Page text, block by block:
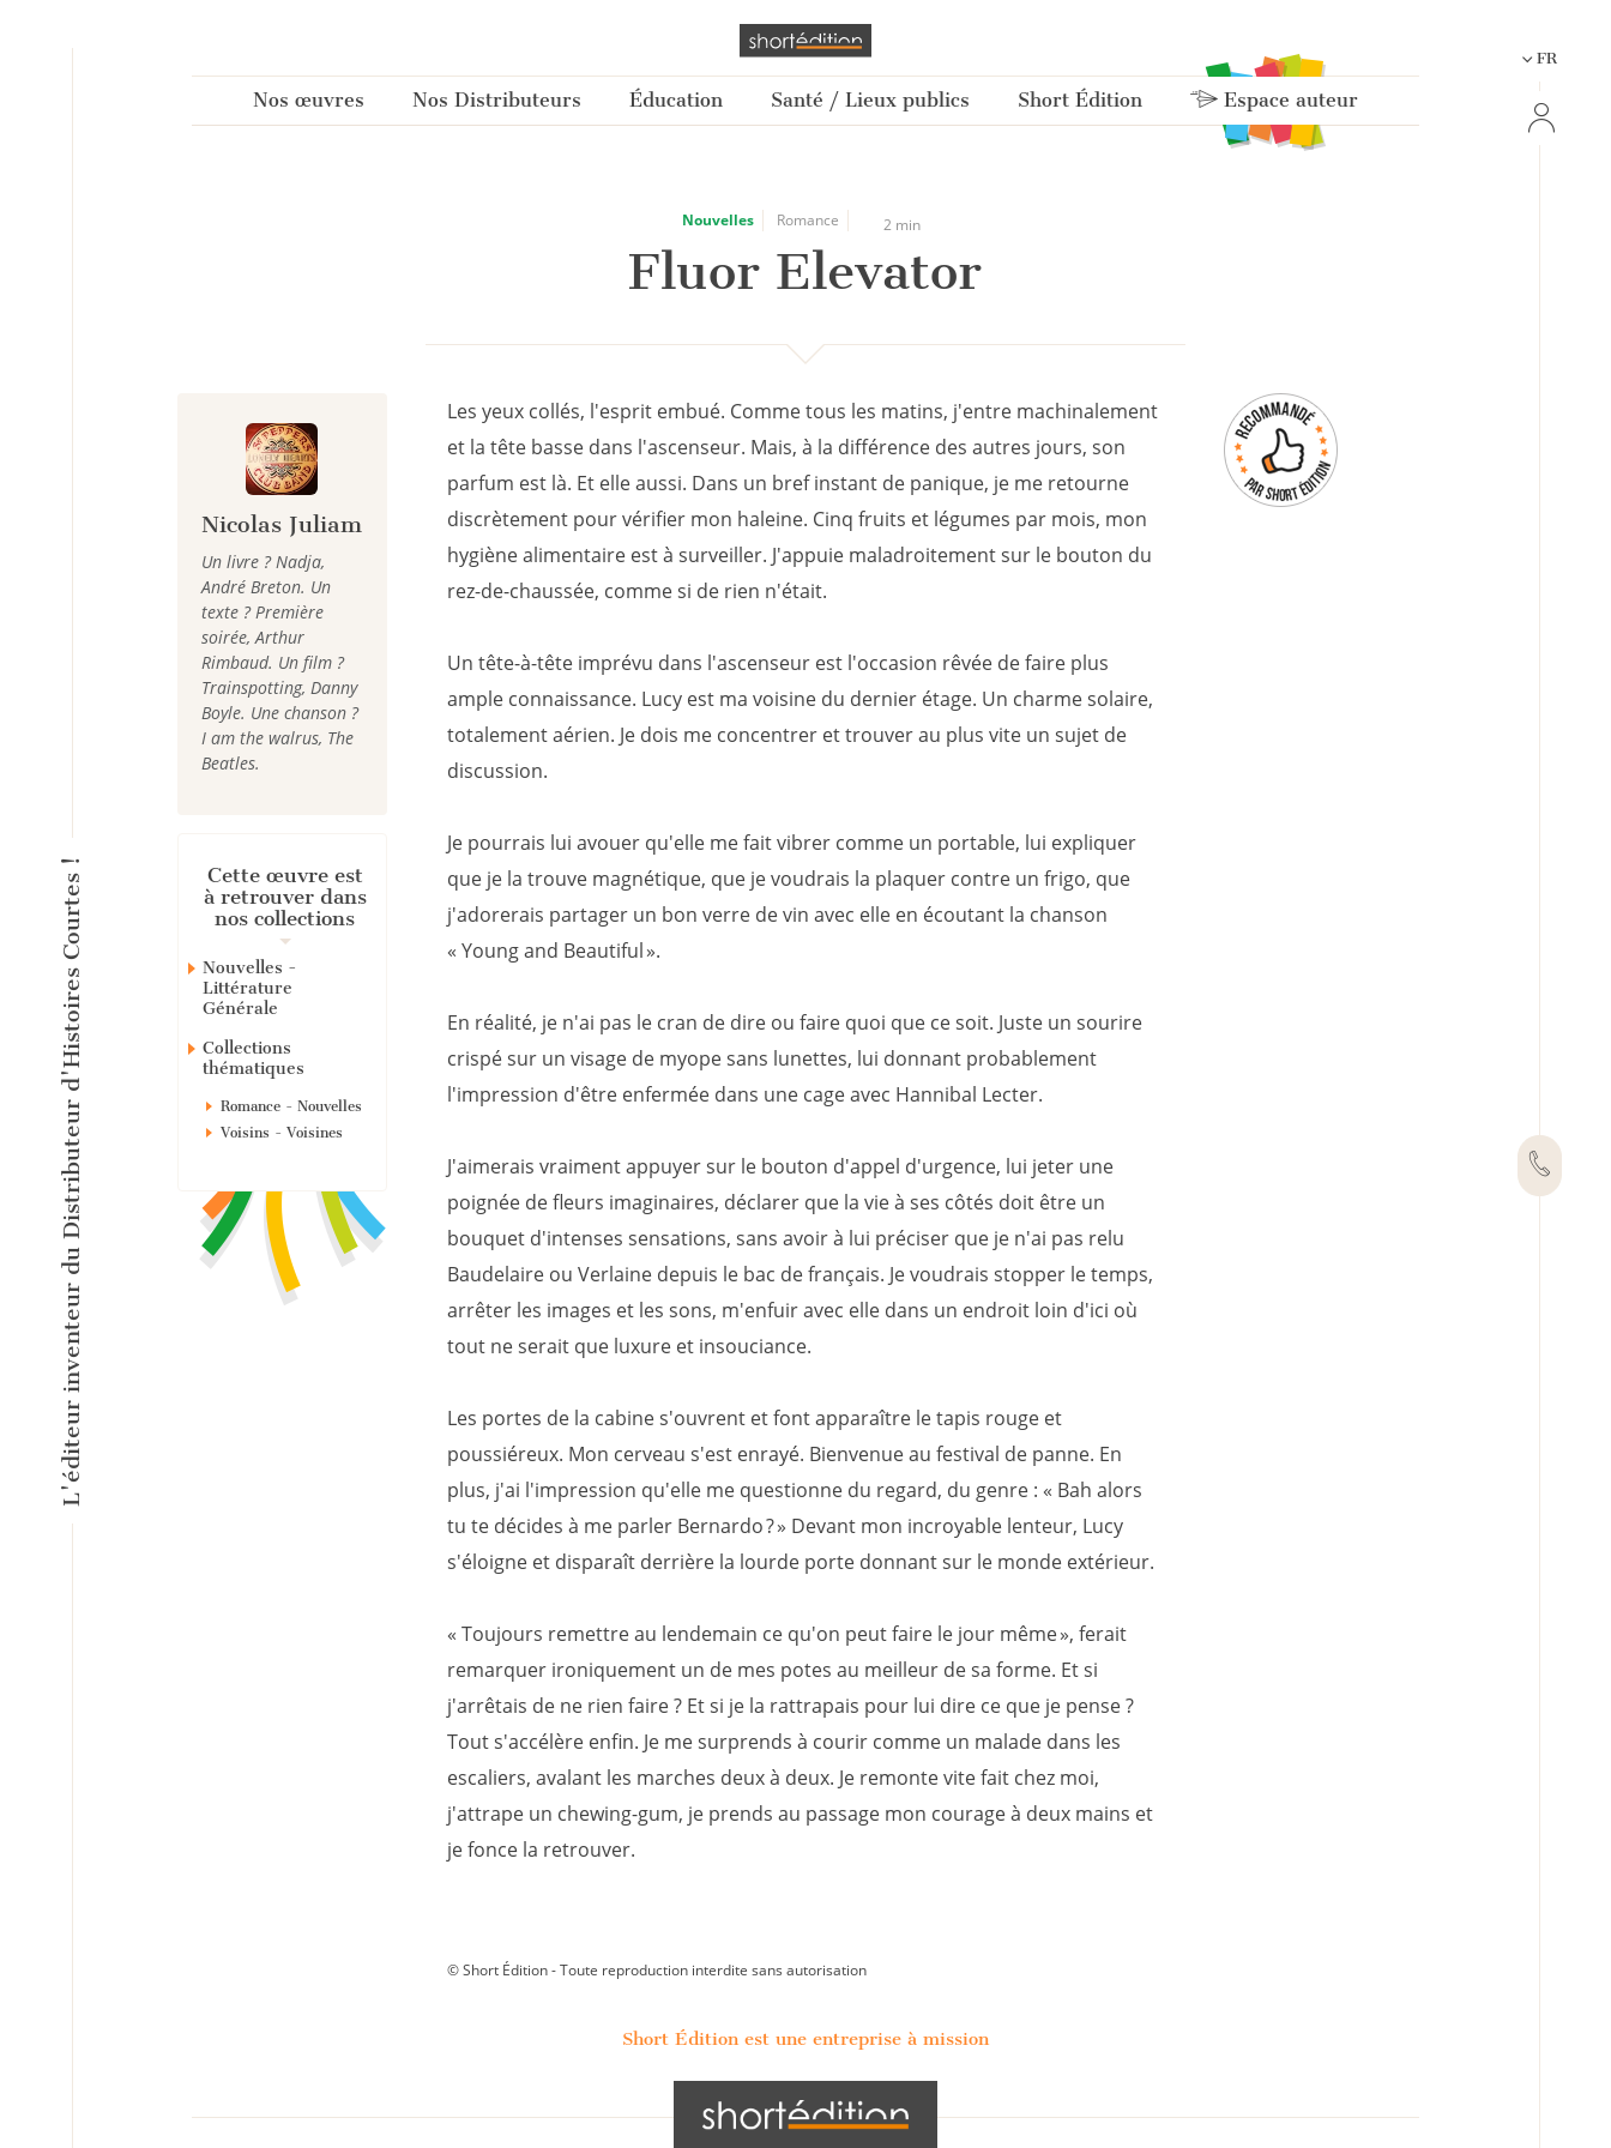
L'éditeur inventeur du Distributeur d'Histoires Courtes !
Nos œuvres Nos Distributeurs Éducation Santé / Lieux publics Short Édition Espace auteur
FR
Nouvelles Romance 2 min
Fluor Elevator
Nicolas Juliam
Un livre ? Nadja,
André Breton. Un
texte ? Première
soirée, Arthur
Rimbaud. Un film ?
Trainspotting, Danny
Boyle. Une chanson ?
I am the walrus, The
Beatles.
Cette œuvre est
à retrouver dans
nos collections
Nouvelles -
Littérature
Générale
Collections
thématiques
Romance - Nouvelles
Voisins - Voisines
Les yeux collés, l'esprit embué. Comme tous les matins, j'entre machinalement
et la tête basse dans l'ascenseur. Mais, à la différence des autres jours, son
parfum est là. Et elle aussi. Dans un bref instant de panique, je me retourne
discrètement pour vérifier mon haleine. Cinq fruits et légumes par mois, mon
hygiène alimentaire est à surveiller. J'appuie maladroitement sur le bouton du
rez-de-chaussée, comme si de rien n'était.
Un tête-à-tête imprévu dans l'ascenseur est l'occasion rêvée de faire plus
ample connaissance. Lucy est ma voisine du dernier étage. Un charme solaire,
totalement aérien. Je dois me concentrer et trouver au plus vite un sujet de
discussion.
Je pourrais lui avouer qu'elle me fait vibrer comme un portable, lui expliquer
que je la trouve magnétique, que je voudrais la plaquer contre un frigo, que
j'adorerais partager un bon verre de vin avec elle en écoutant la chanson
« Young and Beautiful ».
En réalité, je n'ai pas le cran de dire ou faire quoi que ce soit. Juste un sourire
crispé sur un visage de myope sans lunettes, lui donnant probablement
l'impression d'être enfermée dans une cage avec Hannibal Lecter.
J'aimerais vraiment appuyer sur le bouton d'appel d'urgence, lui jeter une
poignée de fleurs imaginaires, déclarer que la vie à ses côtés doit être un
bouquet d'intenses sensations, sans avoir à lui préciser que je n'ai pas relu
Baudelaire ou Verlaine depuis le bac de français. Je voudrais stopper le temps,
arrêter les images et les sons, m'enfuir avec elle dans un endroit loin d'ici où
tout ne serait que luxure et insouciance.
Les portes de la cabine s'ouvrent et font apparaître le tapis rouge et
poussiéreux. Mon cerveau s'est enrayé. Bienvenue au festival de panne. En
plus, j'ai l'impression qu'elle me questionne du regard, du genre : « Bah alors
tu te décides à me parler Bernardo ? » Devant mon incroyable lenteur, Lucy
s'éloigne et disparaît derrière la lourde porte donnant sur le monde extérieur.
« Toujours remettre au lendemain ce qu'on peut faire le jour même », ferait
remarquer ironiquement un de mes potes au meilleur de sa forme. Et si
j'arrêtais de ne rien faire ? Et si je la rattrapais pour lui dire ce que je pense ?
Tout s'accélère enfin. Je me surprends à courir comme un malade dans les
escaliers, avalant les marches deux à deux. Je remonte vite fait chez moi,
j'attrape un chewing-gum, je prends au passage mon courage à deux mains et
je fonce la retrouver.
© Short Édition - Toute reproduction interdite sans autorisation
Short Édition est une entreprise à mission